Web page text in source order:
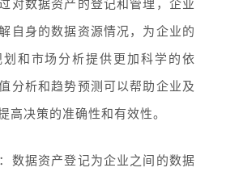
对数据资产的登记和管理，企业
自身的数据资源情况，为企业的
和市场分析提供更加科学的依
分析和趋势预测可以帮助企业及
高决策的准确性和有效性。
数据资产登记为企业之间的数据